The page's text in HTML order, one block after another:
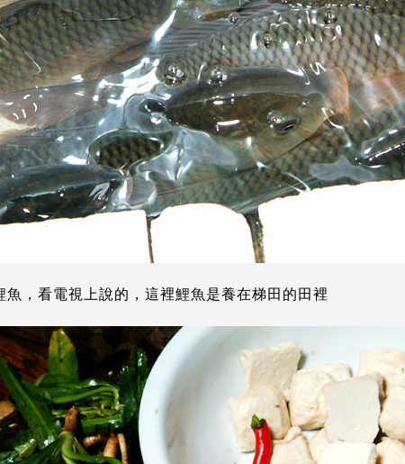
魚，看電視上說的，這裡鯉魚是養在梯田的田裡